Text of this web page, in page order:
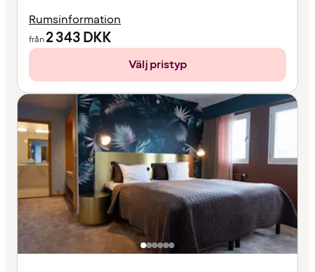
Rumsinformation
från2 343DKK
Välj pristyp